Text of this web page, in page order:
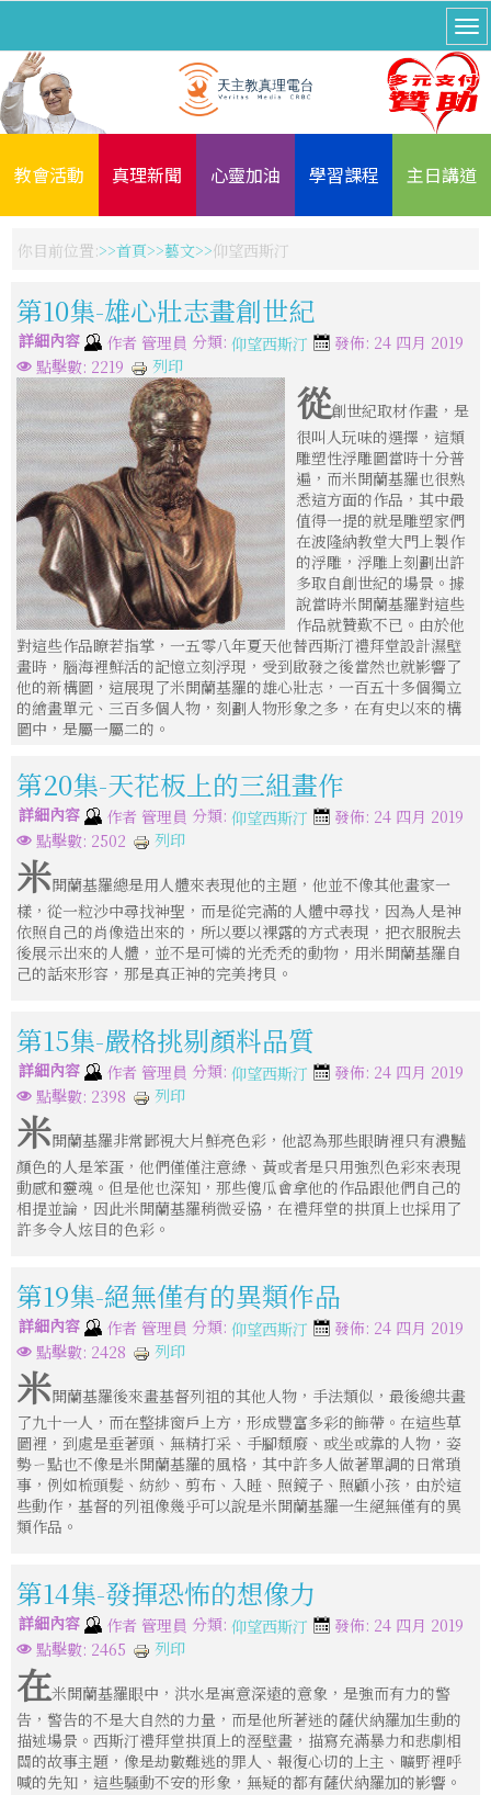
教會活動 真理新聞 心靈加油 學習課程 主日講道
你目前位置: 首頁 藝文 仰望西斯汀
第10集-雄心壯志畫創世紀
詳細內容 作者 管理員 分類: 仰望西斯汀
發佈: 24 四月 2019
點擊數: 2219
列印
從創世紀取材作畫，是
很叫人玩味的選擇，這類
雕塑性浮雕圖當時十分普
遍，而米開蘭基羅也很熟
悉這方面的作品，其中最
值得一提的就是雕塑家們
在波隆納教堂大門上製作
的浮雕，浮雕上刻劃出許
多取自創世紀的場景。據
說當時米開蘭基羅對這些
作品就贊歎不已。由於他
對這些作品瞭若指掌，一五零八年夏天他替西斯汀禮拜堂設計濕壁
畫時，腦海裡鮮活的記憶立刻浮現，受到啟發之後當然也就影響了
他的新構圖，這展現了米開蘭基羅的雄心壯志，一百五十多個獨立
的繪畫單元、三百多個人物，刻劃人物形象之多，在有史以來的構
圖中，是屬一屬二的。
第20集-天花板上的三組畫作
詳細內容 作者 管理員 分類: 仰望西斯汀
發佈: 24 四月 2019
點擊數: 2502
列印
米開蘭基羅總是用人體來表現他的主題，他並不像其他畫家一
樣，從一粒沙中尋找神聖，而是從完滿的人體中尋找，因為人是神
依照自己的肖像造出來的，所以要以裸露的方式表現，把衣服脫去
後展示出來的人體，並不是可憐的光禿禿的動物，用米開蘭基羅自
己的話來形容，那是真正神的完美拷貝。
第15集-嚴格挑剔顏料品質
詳細內容 作者 管理員 分類: 仰望西斯汀
發佈: 24 四月 2019
點擊數: 2398
列印
米開蘭基羅非常鄙視大片鮮亮色彩，他認為那些眼睛裡只有濃豔
顏色的人是笨蛋，他們僅僅注意綠、黃或者是只用強烈色彩來表現
動感和靈魂。但是他也深知，那些傻瓜會拿他的作品跟他們自己的
相提並論，因此米開蘭基羅稍微妥協，在禮拜堂的拱頂上也採用了
許多令人炫目的色彩。
第19集-絕無僅有的異類作品
詳細內容 作者 管理員 分類: 仰望西斯汀
發佈: 24 四月 2019
點擊數: 2428
列印
米開蘭基羅後來畫基督列祖的其他人物，手法類似，最後總共畫
了九十一人，而在整排窗戶上方，形成豐富多彩的飾帶。在這些草
圖裡，到處是垂著頭、無精打采、手腳頹廢、或坐或靠的人物，姿
勢ㄧ點也不像是米開蘭基羅的風格，其中許多人做著單調的日常瑣
事，例如梳頭髮、紡紗、剪布、入睡、照鏡子、照顧小孩，由於這
些動作，基督的列祖像幾乎可以說是米開蘭基羅一生絕無僅有的異
類作品。
第14集-發揮恐怖的想像力
詳細內容 作者 管理員 分類: 仰望西斯汀
發佈: 24 四月 2019
點擊數: 2465
列印
在米開蘭基羅眼中，洪水是寓意深遠的意象，是強而有力的警
告，警告的不是大自然的力量，而是他所著迷的薩伏納羅加生動的
描述場景。西斯汀禮拜堂拱頂上的溼壁畫，描寫充滿暴力和悲劇相
關的故事主題，像是劫數難逃的罪人、報復心切的上主、曠野裡呼
喊的先知，這些騷動不安的形象，無疑的都有薩伏納羅加的影響。